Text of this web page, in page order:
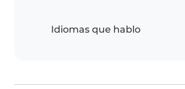
Idiomas que hablo